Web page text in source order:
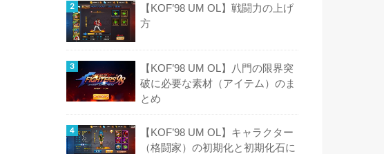
【KOF’98 UM OL】戦闘力の上げ
方
【KOF’98 UM OL】八門の限界突
破に必要な素材（アイテム）のま
とめ
【KOF’98 UM OL】キャラクター
（格闘家）の初期化と初期化石に